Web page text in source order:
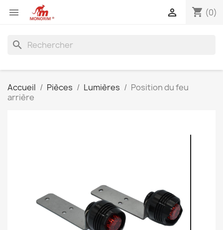
 shopping_cart (0)

search
Accueil Pièces Lumières
Position du feu
arrière